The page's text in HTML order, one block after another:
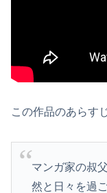
この作品のあらす
マンガ家の叔
然と日々を過